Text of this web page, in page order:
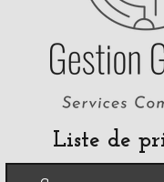
Liste de